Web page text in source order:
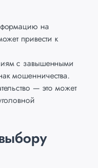
на
привести к
с завышенными
мошенничества.
— это может